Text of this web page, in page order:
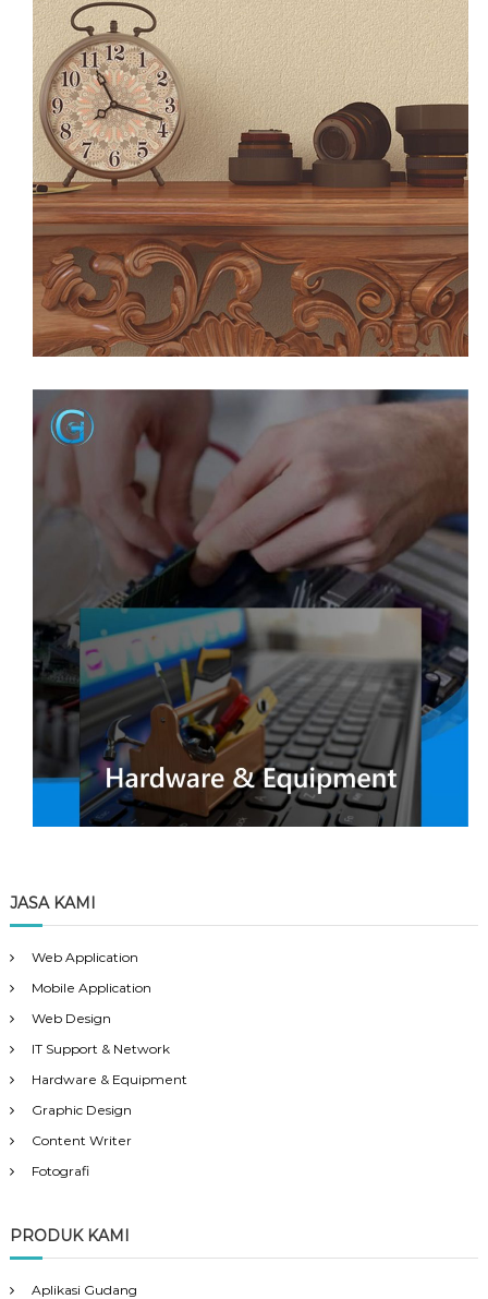
JASA KAMI
Web Application
Mobile Application
Web Design
IT Support & Network
Hardware & Equipment
Graphic Design
Content Writer
Fotografi
PRODUK KAMI
Aplikasi Gudang